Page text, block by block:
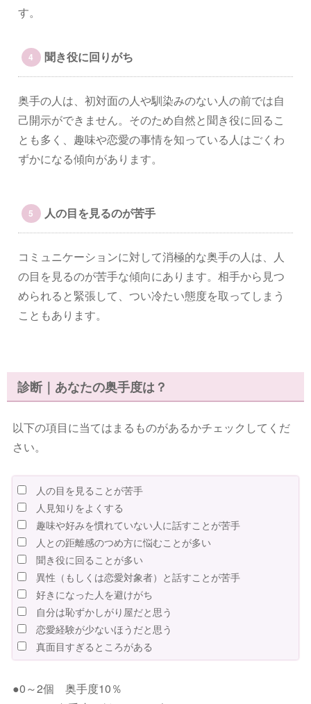
す。
聞き役に回りがち
奥手の人は、初対面の人や馴染みのない人の前では自
己開示ができません。そのため自然と聞き役に回るこ
とも多く、趣味や恋愛の事情を知っている人はごくわ
ずかになる傾向があります。
人の目を見るのが苦手
コミュニケーションに対して消極的な奥手の人は、人
の目を見るのが苦手な傾向にあります。相手から見つ
められると緊張して、つい冷たい態度を取ってしまう
こともあります。
診断｜あなたの奥手度は？
以下の項目に当てはまるものがあるかチェックしてくだ
さい。
人の目を見ることが苦手
人見知りをよくする
趣味や好みを慣れていない人に話すことが苦手
人との距離感のつめ方に悩むことが多い
聞き役に回ることが多い
異性（もしくは恋愛対象者）と話すことが苦手
好きになった人を避けがち
自分は恥ずかしがり屋だと思う
恋愛経験が少ないほうだと思う
真面目すぎるところがある
●0～2個 奥手度10％